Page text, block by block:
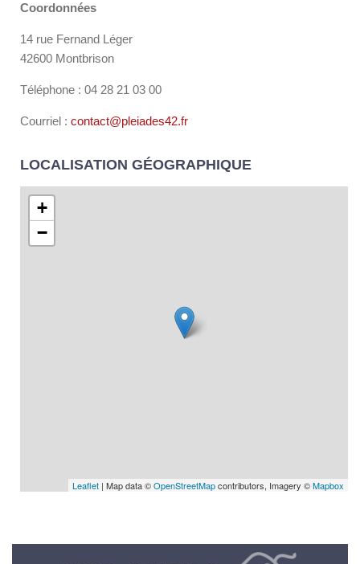
Coordonnées
14 rue Fernand Léger
42600 Montbrison
Téléphone : 04 28 21 03 00
Courriel : contact@pleiades42.fr
LOCALISATION GÉOGRAPHIQUE
+
−
Leaflet | Map data ©OpenStreetMapcontributors, Imagery ©Mapbox